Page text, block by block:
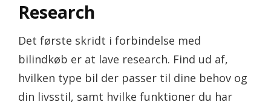
Research
Det første skridt i forbindelse med
bilindkøb er at lave research. Find ud af,
hvilken type bil der passer til dine behov og
din livsstil, samt hvilke funktioner du har